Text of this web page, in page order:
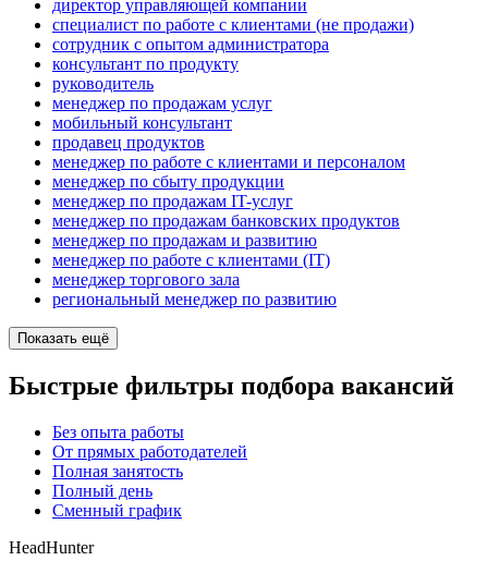
директор управляющей компании
специалист по работе с клиентами (не продажи)
сотрудник с опытом администратора
консультант по продукту
руководитель
менеджер по продажам услуг
мобильный консультант
продавец продуктов
менеджер по работе с клиентами и персоналом
менеджер по сбыту продукции
менеджер по продажам IT-услуг
менеджер по продажам банковских продуктов
менеджер по продажам и развитию
менеджер по работе с клиентами (IT)
менеджер торгового зала
региональный менеджер по развитию
Показать ещё
Быстрые фильтры подбора вакансий
Без опыта работы
От прямых работодателей
Полная занятость
Полный день
Сменный график
HeadHunter